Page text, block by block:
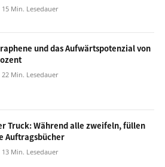
15 Min. Lesedauer
und das Aufwärtspotenzial von
22 Min. Lesedauer
Truck: Während alle zweifeln, füllen
Auftragsbücher
13 Min. Lesedauer